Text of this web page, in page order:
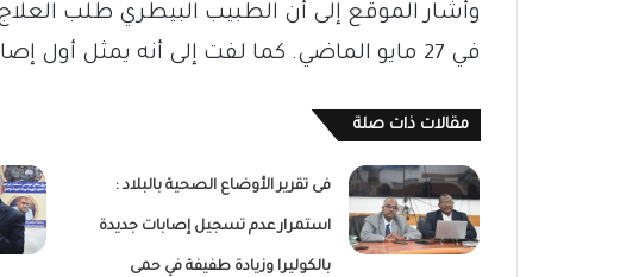
وأشار الموقع إلى أن الطبيب البيطري طلب
في 27 مايو الماضي. كما لفت إلى أنه يمثل أول إصابة بهذا الفيروس في الصين.
مقالات ذات صلة
فى تقرير الأوضاع الصحية بالبلاد :
استمرار عدم تسجيل إصابات جديدة
بالكوليرا وزيادة طفيفة في حمى